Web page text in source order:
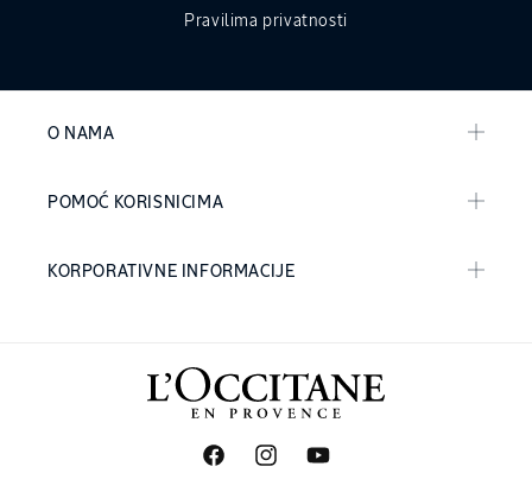
Pravilima privatnosti
O NAMA
POMOĆ KORISNICIMA
KORPORATIVNE INFORMACIJE
FacebookInstagramYouTube